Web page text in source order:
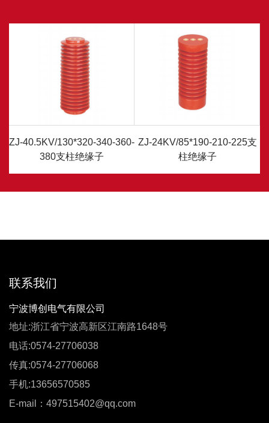
ZJ-40.5KV/130*320-340-360-
380支柱绝缘子
ZJ-24KV/85*190-210-225支
柱绝缘子
联系我们
宁波博创电气有限公司
地址:浙江省宁波高新区江南路1648号
电话:0574-27706038
传真:0574-27706068
手机:13656570585
E-mail：497515402@qq.com